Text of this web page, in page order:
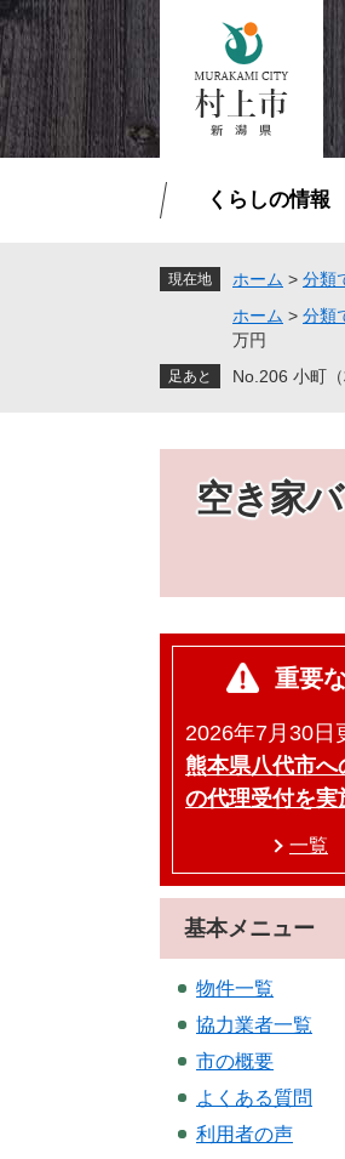
ペ
ー
ジ
の
先
頭
メ
ニ
ュ
ー
を
飛
くらしの情報
現在地 ホーム > 分類
ホーム > 分類
万円
No.206 小町
空き家
重要
2026年7月30日
熊本県八代市
の代理受付を実
一覧
基本メニュー
物件一覧
協力業者一覧
市の概要
よくある質問
利用者の声